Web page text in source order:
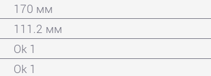
170 мм
111.2 мм
Ok 1
Ok 1